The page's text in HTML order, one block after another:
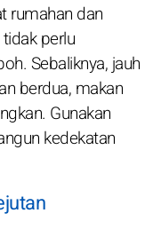
rumahan dan
perlu
Sebaliknya, jauh
berdua, makan
Gunakan
kedekatan